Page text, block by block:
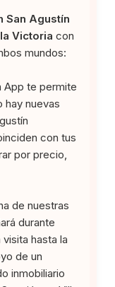
San Agustín
Victoria con
mundos:
App te permite
hay nuevas
con tus
por precio,
de nuestras
durante
hasta la
de un
inmobiliario